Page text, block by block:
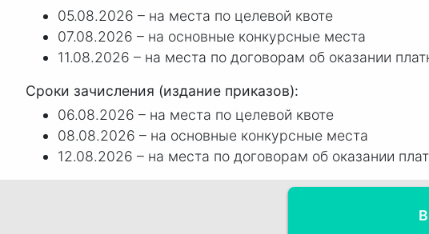
05.08.2026 – на места по целевой квоте
07.08.2026 – на основные конкурсные места
11.08.2026 – на места по договорам об оказании
Сроки зачисления (издание приказов):
06.08.2026 – на места по целевой квоте
08.08.2026 – на основные конкурсные места
12.08.2026 – на места по договорам об оказании